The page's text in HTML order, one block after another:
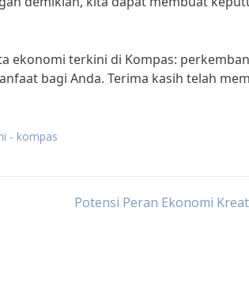
ekonomi terkini di Kompas:
bagi Anda. Terima kasih telah
- kompas
Potensi Peran Ekonomi